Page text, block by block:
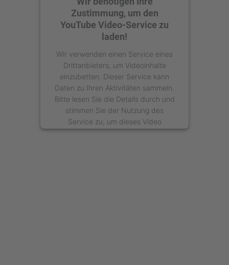
Zustimmung, um den
YouTube Video-Service zu
laden!
Wir verwenden einen Service eines
Drittanbieters, um Videoinhalte
einzubetten. Dieser Service kann
Daten zu Ihren Aktivitäten sammeln.
Bitte lesen Sie die Details durch und
stimmen Sie der Nutzung des
Service zu, um dieses Video
anzusehen.